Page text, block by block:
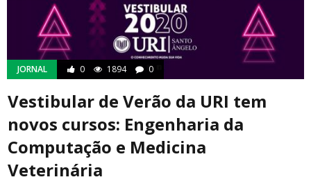
JORNAL 0 1894 0
Vestibular de Verão da URI tem
novos cursos: Engenharia da
Computação e Medicina
Veterinária